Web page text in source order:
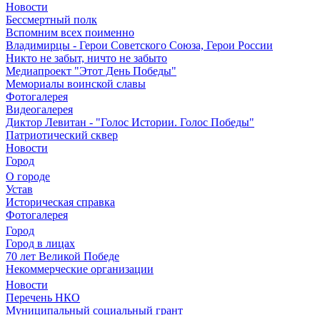
Новости
Бессмертный полк
Вспомним всех поименно
Владимирцы - Герои Советского Союза, Герои России
Никто не забыт, ничто не забыто
Медиапроект "Этот День Победы"
Мемориалы воинской славы
Фотогалерея
Видеогалерея
Диктор Левитан - "Голос Истории. Голос Победы"
Патриотический сквер
Новости
Город
О городе
Устав
Историческая справка
Фотогалерея
Город
Город в лицах
70 лет Великой Победе
Некоммерческие организации
Новости
Перечень НКО
Муниципальный социальный грант